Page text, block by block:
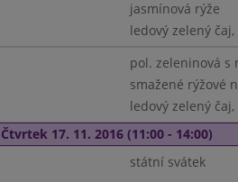
jasmínová rýže
ledový zelený
pol. zeleninová s
smažené rýžové
ledový zelený
Čtvrtek 17. 11. 2016 (11:00 - 14:00)
státní svátek